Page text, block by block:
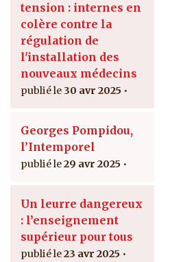
tension : internes en
colère contre la
régulation de
l'installation des
nouveaux médecins
30 avr 2025
Georges Pompidou,
l’Intemporel
29 avr 2025
Un leurre dangereux
: l’enseignement
supérieur pour tous
23 avr 2025